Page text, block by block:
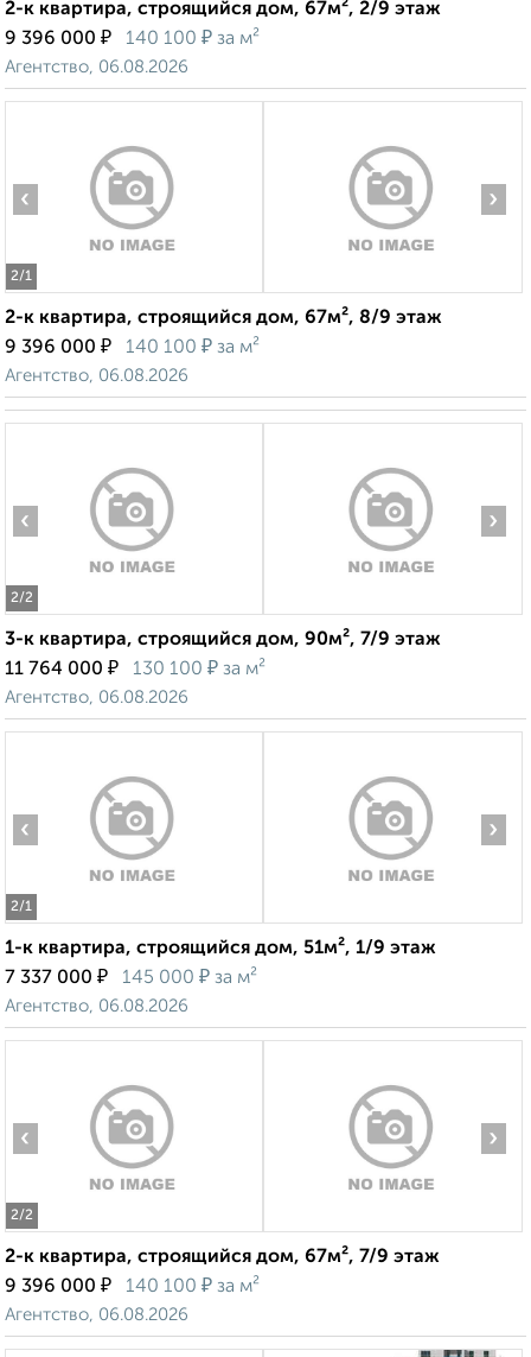
2-к квартира, строящийся дом, 67м², 2/9 этаж
9 396 000 ₽ 140 100 ₽ за м²
Агентство, 06.08.2026
2/1
‹ ›
2-к квартира, строящийся дом, 67м², 8/9 этаж
9 396 000 ₽ 140 100 ₽ за м²
Агентство, 06.08.2026
2/2
‹ ›
3-к квартира, строящийся дом, 90м², 7/9 этаж
11 764 000 ₽ 130 100 ₽ за м²
Агентство, 06.08.2026
2/1
‹ ›
1-к квартира, строящийся дом, 51м², 1/9 этаж
7 337 000 ₽ 145 000 ₽ за м²
Агентство, 06.08.2026
2/2
‹ ›
2-к квартира, строящийся дом, 67м², 7/9 этаж
9 396 000 ₽ 140 100 ₽ за м²
Агентство, 06.08.2026